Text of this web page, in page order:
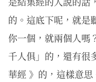
的。這底下呢，就是
你一個，就兩個人嗎
千人俱」的，還有很
華經 》的，這樣意